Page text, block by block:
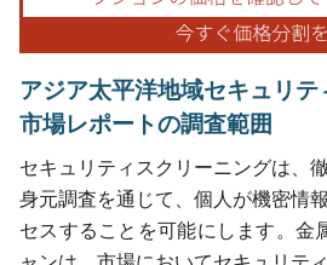
アジア太平洋地域セキュリ
市場レポートの調査範囲
セキュリティスクリーニングは、
身元調査を通じて、個人が機密情
セスすることを可能にします。金